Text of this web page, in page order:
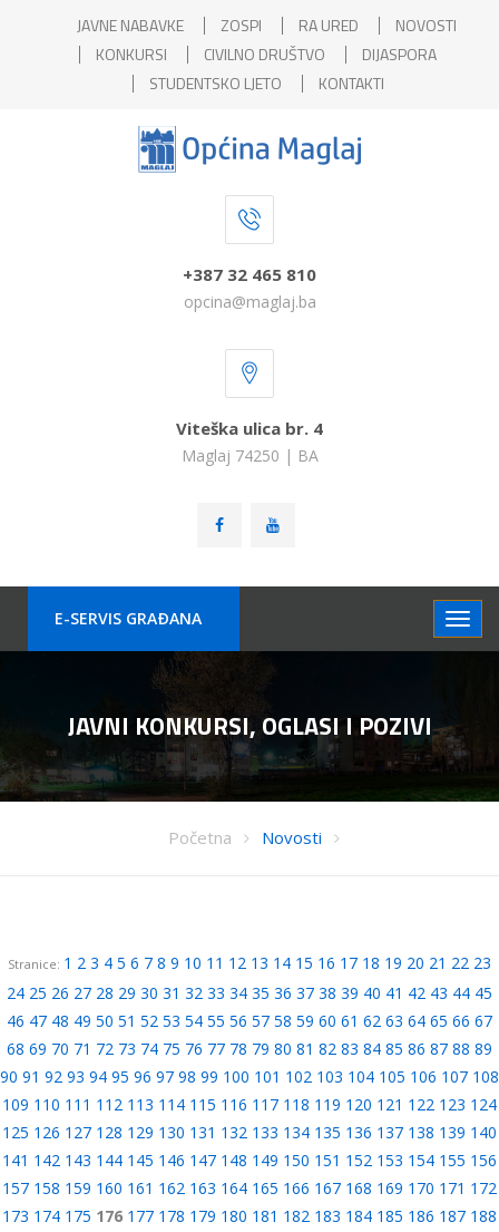
JAVNE NABAVKE ZOSPI RA URED
NOVOSTI
KONKURSI
CIVILNO DRUŠTVO
DIJASPORA
STUDENTSKO LJETO
KONTAKTI
+387 32 465 810
opcina@maglaj.ba
Viteška ulica br. 4
Maglaj 74250 | BA
E-SERVIS GRAÐANA
JAVNI KONKURSI, OGLASI I POZIVI
Početna Novosti
Stranice: 1 2 3 4 5 6 7 8 9 10 11 12 13 14 15 16 17 18 19 20 21 22 23
24 25 26 27 28 29 30 31 32 33 34 35 36 37 38 39 40 41 42 43 44 45
46 47 48 49 50 51 52 53 54 55 56 57 58 59 60 61 62 63 64 65 66 67
68 69 70 71 72 73 74 75 76 77 78 79 80 81 82 83 84 85 86 87 88 89
90 91 92 93 94 95 96 97 98 99 100 101 102 103 104 105 106 107 108
109 110 111 112 113 114 115 116 117 118 119 120 121 122 123 124
125 126 127 128 129 130 131 132 133 134 135 136 137 138 139 140
141 142 143 144 145 146 147 148 149 150 151 152 153 154 155 156
157 158 159 160 161 162 163 164 165 166 167 168 169 170 171 172
173 174 175 176 177 178 179 180 181 182 183 184 185 186 187 188